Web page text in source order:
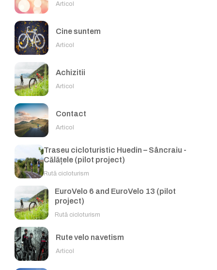
Articol
Cine suntem
Articol
Achizitii
Articol
Contact
Articol
Traseu cicloturistic Huedin – Sâncraiu -
Călățele (pilot project)
Rută cicloturism
EuroVelo 6 and EuroVelo 13 (pilot
project)
Rută cicloturism
Rute velo navetism
Articol